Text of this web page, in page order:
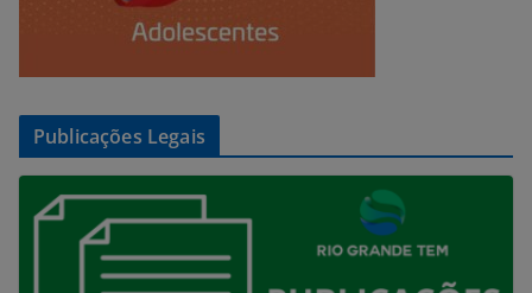
Publicações Legais